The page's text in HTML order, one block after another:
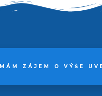
MÁM ZÁJEM O VÝŠE